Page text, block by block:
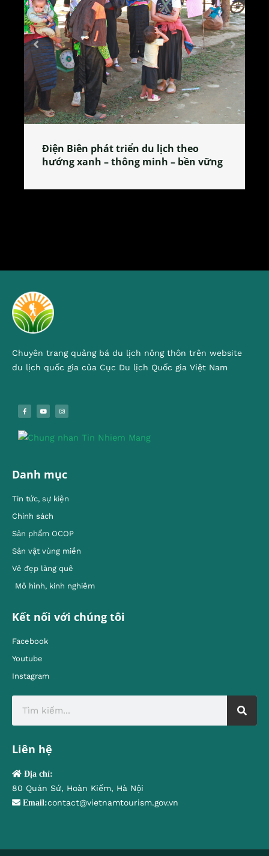
Làng làm bánh tẻ Phú Nhi – nơi lan
tỏa đặc sản xứ Đoài
Chuyên trang quảng bá du lịch nông thôn trên website
du lịch quốc gia của Cục Du lịch Quốc gia Việt Nam
Danh mục
Tin tức, sự kiện
Chính sách
Sản phẩm OCOP
Sản vật vùng miền
Vẻ đẹp làng quê
Mô hình, kinh nghiêm
Kết nối với chúng tôi
Facebook
Youtube
Instagram
Liên hệ
Địa chỉ:
80 Quán Sứ, Hoàn Kiếm, Hà Nội
Email:contact@vietnamtourism.gov.vn